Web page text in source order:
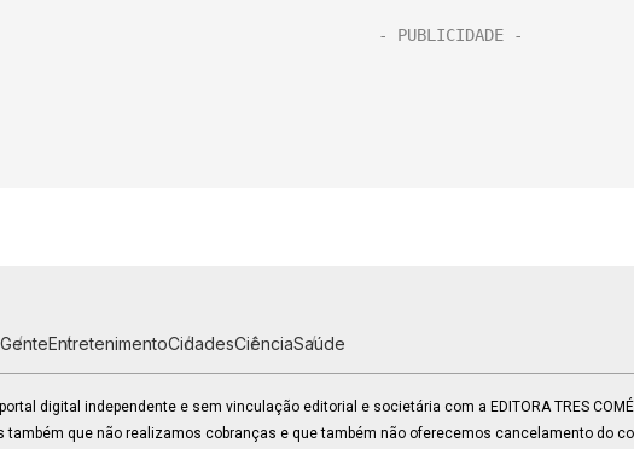
GenteEntretenimentoCidadesCiênciaSaúde
portal digital independente e sem vinculação editorial e societária com a EDITORA TRES
também que não realizamos cobranças e que também não oferecemos cancelamento do